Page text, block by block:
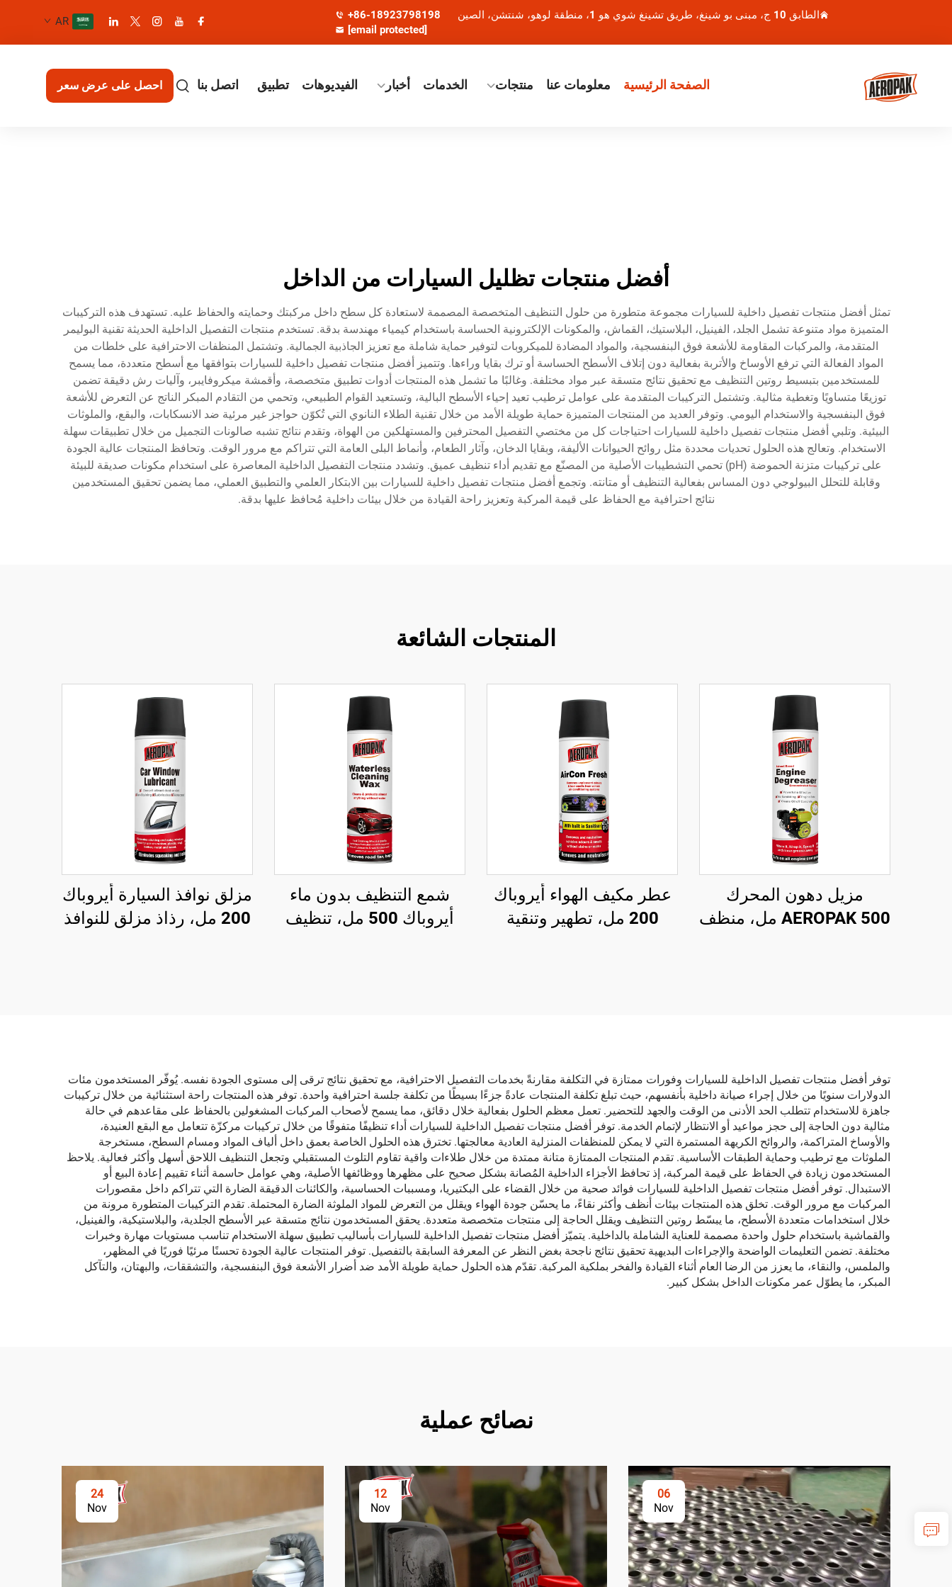
الطابق 10 ج، مبنى بو شينغ، طريق تشينغ شوي هو 1، منطقة لوهو، شنتشن، الصين
+86-18923798198
[email protected]
AR
الصفحة الرئيسية معلومات عنا منتجات الخدمات أخبار الفيديوهات تطبيق اتصل بنا احصل على عرض سعر
أفضل منتجات تظليل السيارات من الداخل
تمثل أفضل منتجات تفصيل داخلية للسيارات مجموعة متطورة من حلول التنظيف المتخصصة المصممة لاستعادة كل سطح داخل مركبتك وحمايته والحفاظ عليه. تستهدف هذه التركيبات
المتميزة مواد متنوعة تشمل الجلد، الفينيل، البلاستيك، القماش، والمكونات الإلكترونية الحساسة باستخدام كيمياء مهندسة بدقة. تستخدم منتجات التفصيل الداخلية الحديثة تقنية البوليمر
المتقدمة، والمركبات المقاومة للأشعة فوق البنفسجية، والمواد المضادة للميكروبات لتوفير حماية شاملة مع تعزيز الجاذبية الجمالية. وتشتمل المنظفات الاحترافية على خلطات من
المواد الفعالة التي ترفع الأوساخ والأتربة بفعالية دون إتلاف الأسطح الحساسة أو ترك بقايا وراءها. وتتميز أفضل منتجات تفصيل داخلية للسيارات بتوافقها مع أسطح متعددة، مما يسمح
للمستخدمين بتبسيط روتين التنظيف مع تحقيق نتائج متسقة عبر مواد مختلفة. وغالبًا ما تشمل هذه المنتجات أدوات تطبيق متخصصة، وأقمشة ميكروفايبر، وآليات رش دقيقة تضمن
توزيعًا متساويًا وتغطية مثالية. وتشتمل التركيبات المتقدمة على عوامل ترطيب تعيد إحياء الأسطح البالية، وتستعيد القوام الطبيعي، وتحمي من التقادم المبكر الناتج عن التعرض للأشعة
فوق البنفسجية والاستخدام اليومي. وتوفر العديد من المنتجات المتميزة حماية طويلة الأمد من خلال تقنية الطلاء النانوي التي تُكوّن حواجز غير مرئية ضد الانسكابات، والبقع، والملوثات
البيئية. وتلبي أفضل منتجات تفصيل داخلية للسيارات احتياجات كل من مختصي التفصيل المحترفين والمستهلكين من الهواة، وتقدم نتائج تشبه صالونات التجميل من خلال تطبيقات سهلة
الاستخدام. وتعالج هذه الحلول تحديات محددة مثل روائح الحيوانات الأليفة، وبقايا الدخان، وآثار الطعام، وأنماط البلى العامة التي تتراكم مع مرور الوقت. وتحافظ المنتجات عالية الجودة
على تركيبات متزنة الحموضة (pH) تحمي التشطيبات الأصلية من المصنّع مع تقديم أداء تنظيف عميق. وتشدد منتجات التفصيل الداخلية المعاصرة على استخدام مكونات صديقة للبيئة
وقابلة للتحلل البيولوجي دون المساس بفعالية التنظيف أو متانته. وتجمع أفضل منتجات تفصيل داخلية للسيارات بين الابتكار العلمي والتطبيق العملي، مما يضمن تحقيق المستخدمين
نتائج احترافية مع الحفاظ على قيمة المركبة وتعزيز راحة القيادة من خلال بيئات داخلية مُحافظ عليها بدقة.
المنتجات الشائعة
مزيل دهون المحرك
AEROPAK 500 مل، منظف
عطر مكيف الهواء أيروباك
200 مل، تطهير وتنقية
شمع التنظيف بدون ماء
أيروباك 500 مل، تنظيف
مزلق نوافذ السيارة أيروباك
200 مل، رذاذ مزلق للنوافذ
توفر أفضل منتجات تفصيل الداخلية للسيارات وفورات ممتازة في التكلفة مقارنةً بخدمات التفصيل الاحترافية، مع تحقيق نتائج ترقى إلى مستوى الجودة نفسه. يُوفّر المستخدمون مئات
الدولارات سنويًا من خلال إجراء صيانة داخلية بأنفسهم، حيث تبلغ تكلفة المنتجات عادةً جزءًا بسيطًا من تكلفة جلسة احترافية واحدة. توفر هذه المنتجات راحة استثنائية من خلال تركيبات
جاهزة للاستخدام تتطلب الحد الأدنى من الوقت والجهد للتحضير. تعمل معظم الحلول بفعالية خلال دقائق، مما يسمح لأصحاب المركبات المشغولين بالحفاظ على مقاعدهم في حالة
مثالية دون الحاجة إلى حجز مواعيد أو الانتظار لإتمام الخدمة. توفر أفضل منتجات تفصيل الداخلية للسيارات أداء تنظيفًا متفوقًا من خلال تركيبات مركزّة تتعامل مع البقع العنيدة،
والأوساخ المتراكمة، والروائح الكريهة المستمرة التي لا يمكن للمنظفات المنزلية العادية معالجتها. تخترق هذه الحلول الخاصة بعمق داخل ألياف المواد ومسام السطح، مستخرجة
الملوثات مع ترطيب وحماية الطبقات الأساسية. تقدم المنتجات الممتازة متانة ممتدة من خلال طلاءات واقية تقاوم التلوث المستقبلي وتجعل التنظيف اللاحق أسهل وأكثر فعالية. يلاحظ
المستخدمون زيادة في الحفاظ على قيمة المركبة، إذ تحافظ الأجزاء الداخلية المُصانة بشكل صحيح على مظهرها ووظائفها الأصلية، وهي عوامل حاسمة أثناء تقييم إعادة البيع أو
الاستبدال. توفر أفضل منتجات تفصيل الداخلية للسيارات فوائد صحية من خلال القضاء على البكتيريا، ومسببات الحساسية، والكائنات الدقيقة الضارة التي تتراكم داخل مقصورات
المركبات مع مرور الوقت. تخلق هذه المنتجات بيئات أنظف وأكثر نقاءً، ما يحسّن جودة الهواء ويقلل من التعرض للمواد الملوثة الضارة المحتملة. تقدم التركيبات المتطورة مرونة من
خلال استخدامات متعددة الأسطح، ما يبسّط روتين التنظيف ويقلل الحاجة إلى منتجات متخصصة متعددة. يحقق المستخدمون نتائج متسقة عبر الأسطح الجلدية، والبلاستيكية، والفينيل،
والقماشية باستخدام حلول واحدة مصممة للعناية الشاملة بالداخلية. يتميّز أفضل منتجات تفصيل الداخلية للسيارات بأساليب تطبيق سهلة الاستخدام تناسب مستويات مهارة وخبرات
مختلفة. تضمن التعليمات الواضحة والإجراءات البديهية تحقيق نتائج ناجحة بغض النظر عن المعرفة السابقة بالتفصيل. توفر المنتجات عالية الجودة تحسنًا مرئيًا فوريًا في المظهر،
والملمس، والنقاء، ما يعزز من الرضا العام أثناء القيادة والفخر بملكية المركبة. تقدّم هذه الحلول حماية طويلة الأمد ضد أضرار الأشعة فوق البنفسجية، والتشققات، والبهتان، والتآكل
المبكر، ما يطوّل عمر مكونات الداخل بشكل كبير.
نصائح عملية
06
Nov
12
Nov
24
Nov